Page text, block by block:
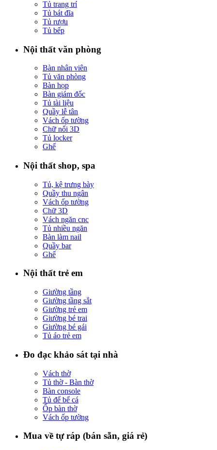
Tủ trang trí
Tủ bát đĩa
Tủ rượu
Tủ bếp
Nội thất văn phòng
Bàn nhân viên
Tủ văn phòng
Bàn họp
Bàn giám đốc
Tủ tài liệu
Quầy lễ tân
Vách ốp tường
Chữ nổi 3D
Tủ locker
Ghế
Nội thất shop, spa
Tủ, kệ trưng bày
Quầy thu ngân
Vách ốp tường
Chữ 3D
Vách ngăn cnc
Tủ nhiều ngăn
Bàn làm nail
Quầy bar
Ghế
Nội thất trẻ em
Giường tầng
Giường tầng sắt
Giường trẻ em
Giường bé trai
Giường bé gái
Tủ áo trẻ em
Đo đạc khảo sát tại nhà
Vách thờ
Tủ thờ - Bàn thờ
Bàn console
Tủ để bể cá
Ốp bàn thờ
Vách ốp tường
Mua về tự ráp (bán sẵn, giá rẻ)